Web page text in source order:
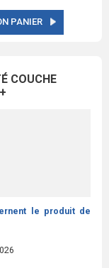
PANIER
COUCHE
le produit de